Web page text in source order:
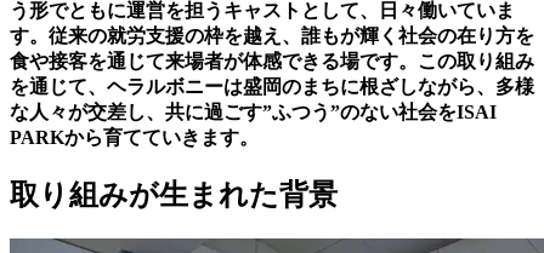
う形でともに運営を担うキャストとして、日々働いていま
す。従来の就労支援の枠を越え、誰もが輝く社会の在り方を
食や接客を通じて来場者が体感できる場です。この取り組み
を通じて、ヘラルボニーは盛岡のまちに根ざしながら、多様
な人々が交差し、共に過ごす”ふつう”のない社会をISAI
PARKから育てていきます。
取り組みが生まれた背景